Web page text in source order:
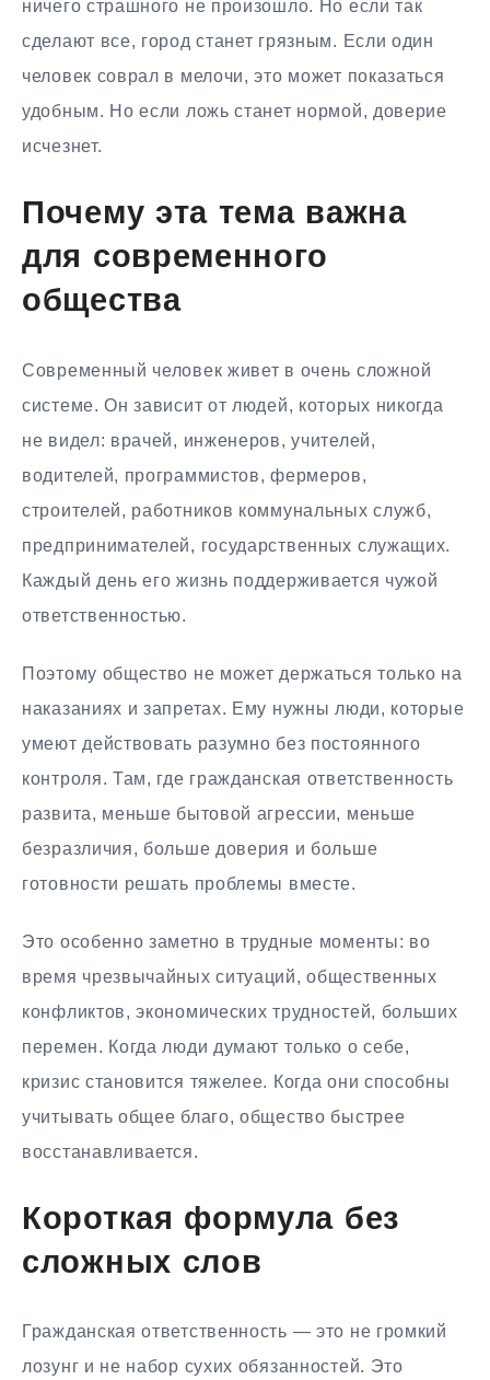
ничего страшного не произошло. Но если так
сделают все, город станет грязным. Если один
человек соврал в мелочи, это может показаться
удобным. Но если ложь станет нормой, доверие
исчезнет.
Почему эта тема важна
для современного
общества
Современный человек живет в очень сложной
системе. Он зависит от людей, которых никогда
не видел: врачей, инженеров, учителей,
водителей, программистов, фермеров,
строителей, работников коммунальных служб,
предпринимателей, государственных служащих.
Каждый день его жизнь поддерживается чужой
ответственностью.
Поэтому общество не может держаться только на
наказаниях и запретах. Ему нужны люди, которые
умеют действовать разумно без постоянного
контроля. Там, где гражданская ответственность
развита, меньше бытовой агрессии, меньше
безразличия, больше доверия и больше
готовности решать проблемы вместе.
Это особенно заметно в трудные моменты: во
время чрезвычайных ситуаций, общественных
конфликтов, экономических трудностей, больших
перемен. Когда люди думают только о себе,
кризис становится тяжелее. Когда они способны
учитывать общее благо, общество быстрее
восстанавливается.
Короткая формула без
сложных слов
Гражданская ответственность — это не громкий
лозунг и не набор сухих обязанностей. Это